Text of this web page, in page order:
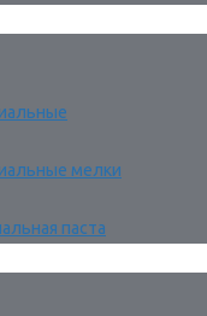
мелки
паста